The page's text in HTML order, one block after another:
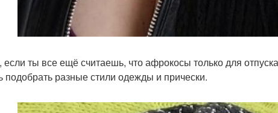
если ты все ещё считаешь, что афрокосы только для
подобрать разные стили одежды и прически.